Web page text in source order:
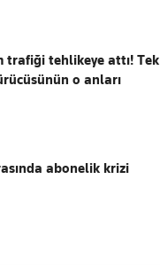
trafiği tehlikeye attı! Tek
o anları
abonelik krizi